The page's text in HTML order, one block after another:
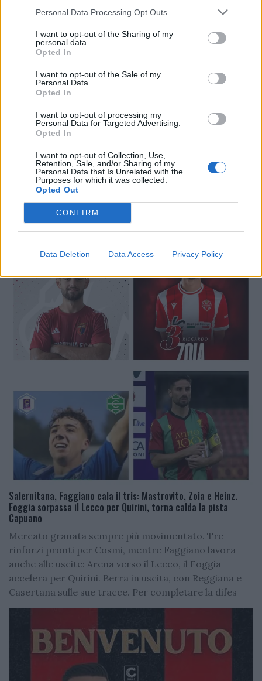
Personal Data Processing Opt Outs
I want to opt-out of the Sharing of my
personal data.
Opted In
I want to opt-out of the Sale of my
Personal Data.
Opted In
I want to opt-out of processing my
Personal Data for Targeted Advertising.
Opted In
I want to opt-out of Collection, Use,
Retention, Sale, and/or Sharing of my
Personal Data that Is Unrelated with the
Purposes for which it was collected.
Opted Out
CONFIRM
Data Deletion Data Access Privacy Policy
🔥 Trending
Salernitana, Faggiano cala il tris: Mastrovito, Zoia e Heinz.
Foggia sorpassa il Lecco per Quirini, torna calda la pista
Capuano
Mercato granata sempre più movimentato. Tre
rinforzi pronti per Cosmi, mentre Faggiano lavora
anche alle uscite: Arena verso il Lecco, il Foggia
accelera per Quirini. Berra in uscita, con Reggiana e
Casertana sulle sue tracce. Per completare la difes